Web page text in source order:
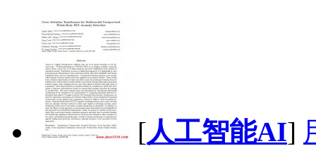
[人工智能AI]